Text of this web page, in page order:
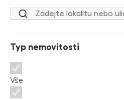
Lokalita nebo ulice
Typ nemovitosti
Typ nemovitosti
Vše